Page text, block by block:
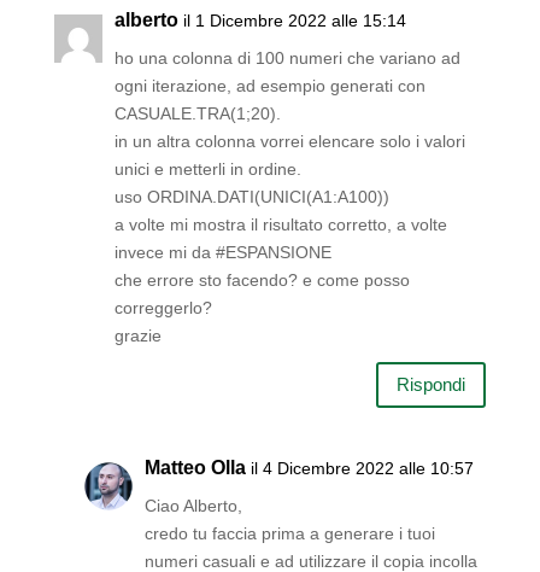
alberto il 1 Dicembre 2022 alle 15:14
ho una colonna di 100 numeri che variano ad
ogni iterazione, ad esempio generati con
CASUALE.TRA(1;20).
in un altra colonna vorrei elencare solo i valori
unici e metterli in ordine.
uso ORDINA.DATI(UNICI(A1:A100))
a volte mi mostra il risultato corretto, a volte
invece mi da #ESPANSIONE
che errore sto facendo? e come posso
correggerlo?
grazie
Rispondi
Matteo Olla il 4 Dicembre 2022 alle 10:57
Ciao Alberto,
credo tu faccia prima a generare i tuoi
numeri casuali e ad utilizzare il copia incolla